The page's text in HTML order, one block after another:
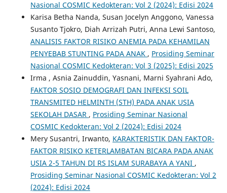
Nasional COSMIC Kedokteran: Vol 2 (2024): Edisi 2024
Karisa Betha Nanda, Susan Jocelyn Anggono, Vanessa
Susanto Tjokro, Diah Arrizah Putri, Anna Lewi Santoso,
ANALISIS FAKTOR RISIKO ANEMIA PADA KEHAMILAN
PENYEBAB STUNTING PADA ANAK , Prosiding Seminar
Nasional COSMIC Kedokteran: Vol 3 (2025): Edisi 2025
Irma , Asnia Zainuddin, Yasnani, Marni Syahrani Ado,
FAKTOR SOSIO DEMOGRAFI DAN INFEKSI SOIL
TRANSMITED HELMINTH (STH) PADA ANAK USIA
SEKOLAH DASAR , Prosiding Seminar Nasional
COSMIC Kedokteran: Vol 2 (2024): Edisi 2024
Mery Susantri, Irwanto, KARAKTERISTIK DAN FAKTOR-
FAKTOR RISIKO KETERLAMBATAN BICARA PADA ANAK
USIA 2-5 TAHUN DI RS ISLAM SURABAYA A YANI ,
Prosiding Seminar Nasional COSMIC Kedokteran: Vol 2
(2024): Edisi 2024